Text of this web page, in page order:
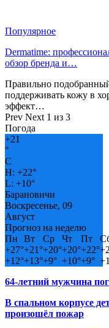
Популярное
Dermatime:
обзор бренда и…
Правильно
поддерживать кожу в
эффект…
Prev Next 1 из 3
Погода
+21
°
C
H: +22°
L: +10°
Барановичи
Воскресенье, 09
Август
Прогноз на неделю
Пн
Вт Ср Чт Пт
+27°+21°+20°+20°+22°+
+12°+13°+9° +10°+9° +
64-летний мужчина
В спальном корпусе
произошёл пожар